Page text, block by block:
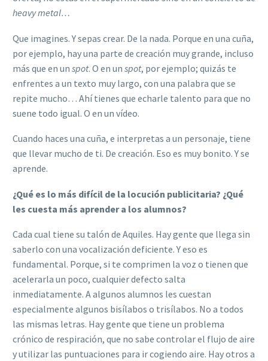
heavy metal…
Que imagines. Y sepas crear. De la nada. Porque en una cuña,
por ejemplo, hay una parte de creación muy grande, incluso
más que en un spot. O en un spot, por ejemplo; quizás te
enfrentes a un texto muy largo, con una palabra que se
repite mucho… Ahí tienes que echarle talento para que no
suene todo igual. O en un vídeo.
Cuando haces una cuña, e interpretas a un personaje, tiene
que llevar mucho de ti. De creación. Eso es muy bonito. Y se
aprende.
¿Qué es lo más difícil de la locución publicitaria? ¿Qué
les cuesta más aprender a los alumnos?
Cada cual tiene su talón de Aquiles. Hay gente que llega sin
saberlo con una vocalización deficiente. Y eso es
fundamental. Porque, si te comprimen la voz o tienen que
acelerarla un poco, cualquier defecto salta
inmediatamente. A algunos alumnos les cuestan
especialmente algunos bisílabos o trisílabos. No a todos
las mismas letras. Hay gente que tiene un problema
crónico de respiración, que no sabe controlar el flujo de aire
y utilizar las puntuaciones para ir cogiendo aire. Hay otros a